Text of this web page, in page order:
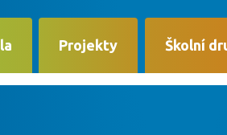
Projekty Školní